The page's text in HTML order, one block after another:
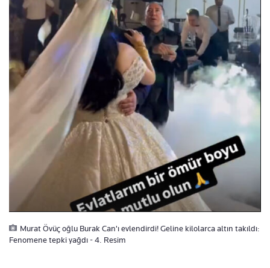
Murat Övüç oğlu Burak Can'ı evlendirdi! Geline kilolarca altın takıldı:
Fenomene tepki yağdı - 4. Resim